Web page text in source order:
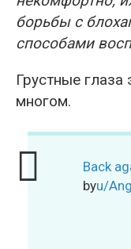
борьбы с
способами
Грустные глаза
многом.
Back
byu/